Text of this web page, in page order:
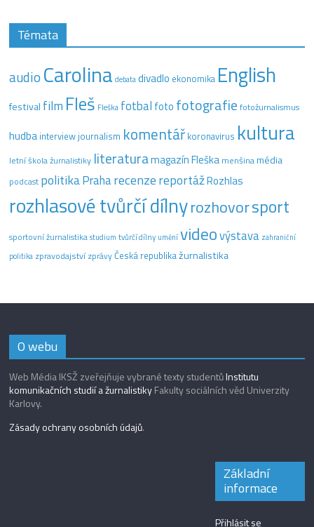
Témata
audio Carolina debata divadlo ekonomika English
festival film Fleš Fleška fotbal foto fotografie fotožurnalismus
hudba interview journalism komentář koronavirus kultura
letní škola žurnalistiky literaturamagazín Fleška menšinamédia
podcast politikaPraharecenzereportážRozhlas
rozhlasové tvůrčí dílnyrozhovorsport
sportovní žurnalistika studium tvůrčí dílny uměnívideovýstava zahraniční
politika zpravodajstvízprávyČeská republikažurnalistika
O webu
Web Média IKSŽ zveřejňuje vybrané texty studentůInstitutu
komunikačních studií a žurnalistikyFakulty sociálních věd Univerzity
Karlovy.
Zásady ochrany osobních údajů.
Základní
informace
Přihlásit se